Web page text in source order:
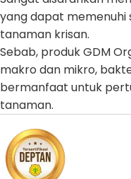
yang dapat memenuhi
tanaman krisan.
Sebab, produk GDM
makro dan mikro,
bermanfaat untuk
tanaman.